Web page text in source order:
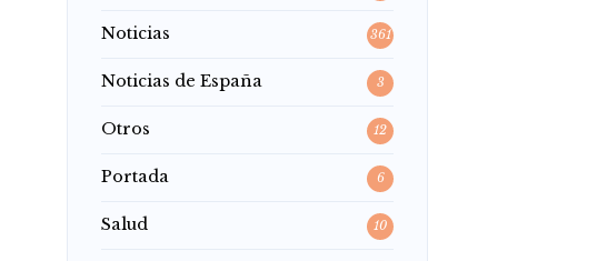
Noticias 361
Noticias de España 3
Otros 12
Portada 6
Salud 10